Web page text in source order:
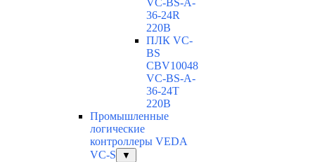
VC-ВS-A-
36-24R
220В
ПЛК VC-
BS
CBV10048
VC-ВS-A-
36-24T
220В
Промышленные
логические
контроллеры VEDA
VC-S
▼